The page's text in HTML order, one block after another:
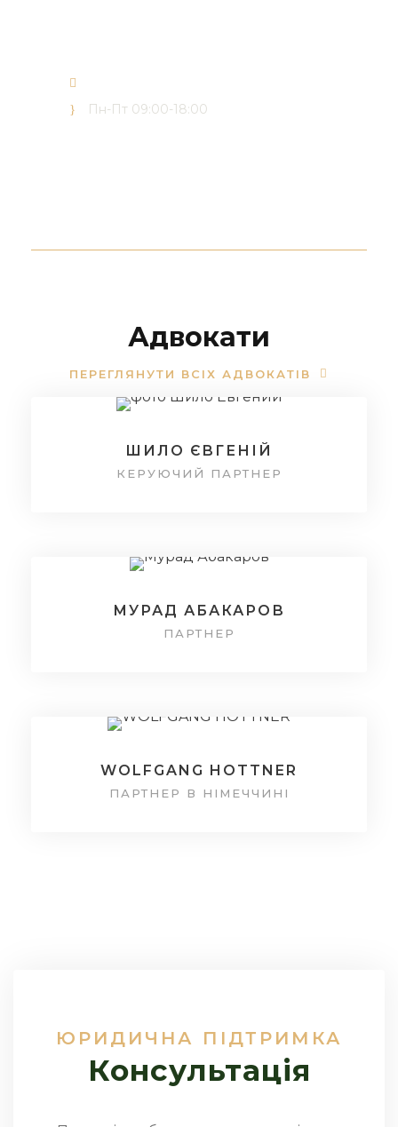
Пн-Пт 09:00-18:00
Адвокати
ПЕРЕГЛЯНУТИ ВСІХ АДВОКАТІВ
ШИЛО ЄВГЕНІЙ
КЕРУЮЧИЙ ПАРТНЕР
МУРАД АБАКАРОВ
ПАРТНЕР
WOLFGANG HOTTNER
ПАРТНЕР В НІМЕЧЧИНІ
ЮРИДИЧНА ПІДТРИМКА
Консультація